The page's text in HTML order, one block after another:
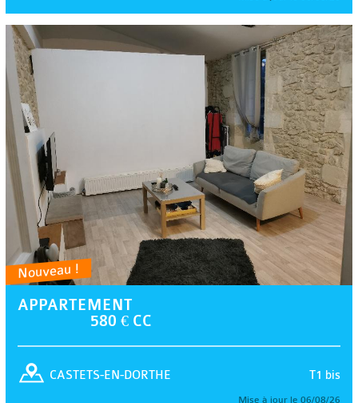
Nouveau !
APPARTEMENT
580 € CC
T1 bis
CASTETS-EN-DORTHE
Mise à jour le 06/08/26